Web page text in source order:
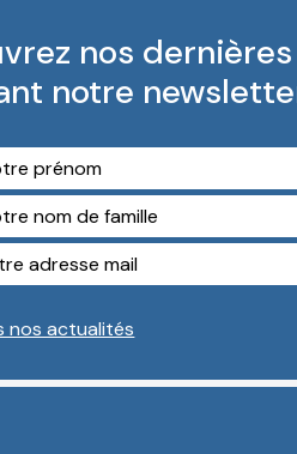
nos
notre
nos actualités